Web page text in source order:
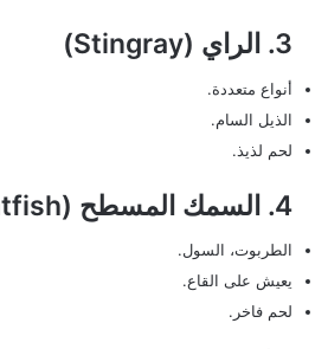
3. الراي (Stingray)
أنواع متعددة.
الذيل السام.
لحم لذيذ.
4. السمك المسطح (Flatfish)
الطربوت، السول.
يعيش على القاع.
لحم فاخر.